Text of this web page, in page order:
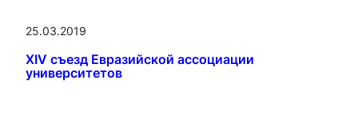
25.03.2019
XIV съезд Евразийской ассоциации
университетов